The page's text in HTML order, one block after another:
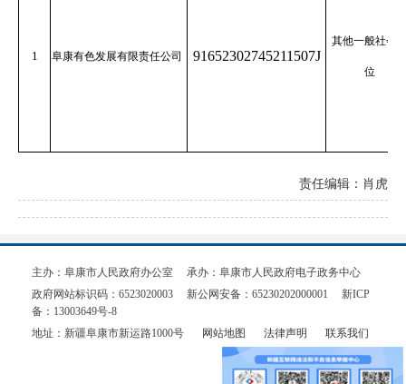
1 阜康有色发展有限责任公司 91652302745211507J
其他一般社会
位
责任编辑：肖虎
主办：阜康市人民政府办公室
承办：阜康市人民政府电子政务中心
政府网站标识码：6523020003
新公网安备：65230202000001
新ICP
备：13003649号-8
地址：新疆阜康市新运路1000号
网站地图 法律声明 联系我们